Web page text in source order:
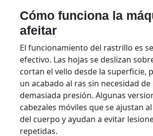
Cómo funciona la
afeitar
El funcionamiento del rastrillo es
efectivo. Las hojas se deslizan
cortan el vello desde la superficie,
un acabado al ras sin necesidad
demasiada presión. Algunas
cabezales móviles que se ajustan
del cuerpo y ayudan a evitar
repetidas.